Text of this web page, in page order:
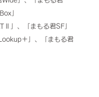
」
」、「まもる君SF」
＋」、「まもる君